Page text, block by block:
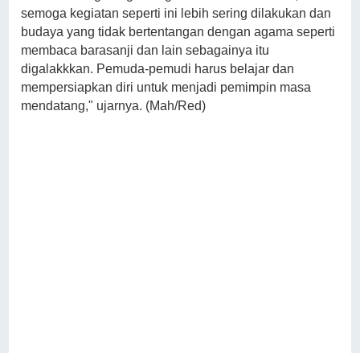
semoga kegiatan seperti ini lebih sering dilakukan dan
budaya yang tidak bertentangan dengan agama seperti
membaca barasanji dan lain sebagainya itu
digalakkkan. Pemuda-pemudi harus belajar dan
mempersiapkan diri untuk menjadi pemimpin masa
mendatang," ujarnya. (Mah/Red)